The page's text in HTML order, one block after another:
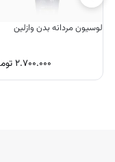
لوسیون مردانه بدن وازلین
۲.۷۰۰.۰۰۰